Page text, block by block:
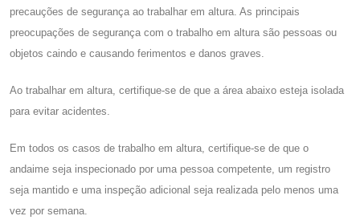
precauções de segurança ao trabalhar em altura. As principais
preocupações de segurança com o trabalho em altura são pessoas ou
objetos caindo e causando ferimentos e danos graves.
Ao trabalhar em altura, certifique-se de que a área abaixo esteja isolada
para evitar acidentes.
Em todos os casos de trabalho em altura, certifique-se de que o
andaime seja inspecionado por uma pessoa competente, um registro
seja mantido e uma inspeção adicional seja realizada pelo menos uma
vez por semana.